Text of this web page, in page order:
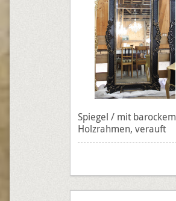
Spiegel / mit barockem
Holzrahmen, verauft